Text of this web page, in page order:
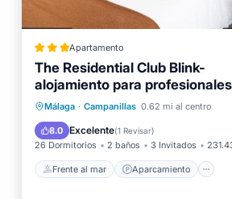
Apartamento
The Residential Club Blink-
alojamiento para profesionales
Málaga · Campanillas 0.62 mi al centro
8.0 Excelente(1 Revisar)
26 Dormitorios 2 baños 3 Invitados 231.43
Frente al mar Aparcamiento
Frente al mar
Aparcamiento
Piscina
Vista al mar